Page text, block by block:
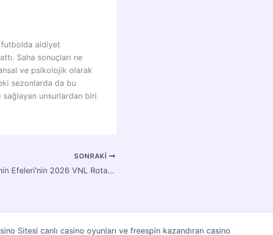
futbolda aidiyet
Saha sonuçları ne
ve psikolojik olarak
sezonlarda da bu
sağlayan unsurlardan biri
SONRAKI
Filenin Efeleri’nin 2026 VNL Rotası ve Hedefleri Netleşti
Sitesi canlı casino oyunları ve freespin kazandıran casino